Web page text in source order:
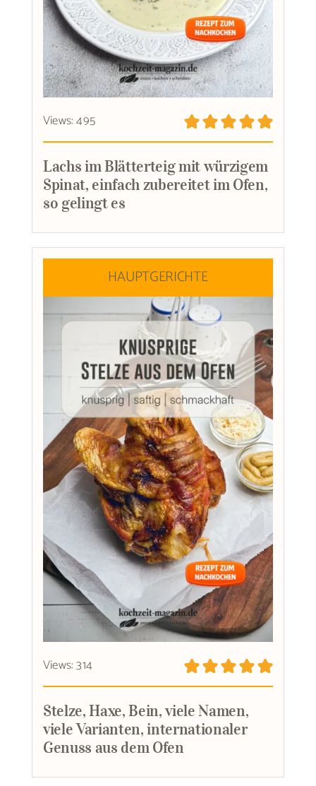
Views: 495
Lachs im Blätterteig mit würzigem
Spinat, einfach zubereitet im Ofen,
so gelingt es
HAUPTGERICHTE
Views: 314
Stelze, Haxe, Bein, viele Namen,
viele Varianten, internationaler
Genuss aus dem Ofen